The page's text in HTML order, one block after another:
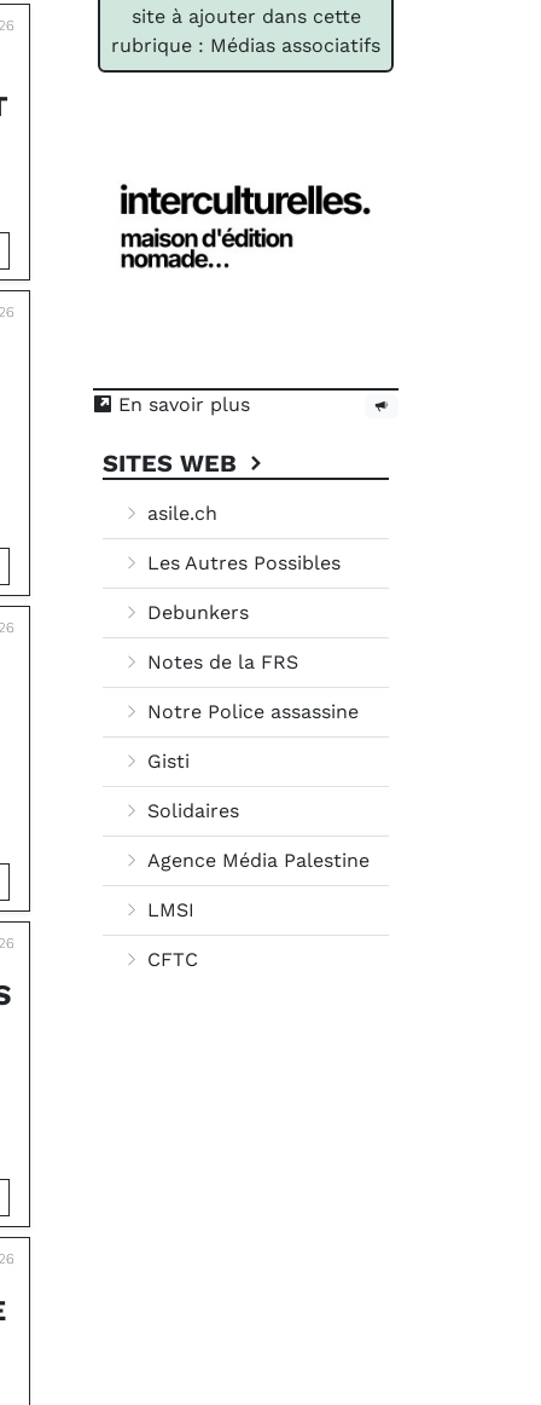
site à ajouter dans cette
rubrique : Médias associatifs
En savoir plus
SITES WEB
asile.ch
Les Autres Possibles
Debunkers
Notes de la FRS
Notre Police assassine
Gisti
Solidaires
Agence Média Palestine
LMSI
CFTC